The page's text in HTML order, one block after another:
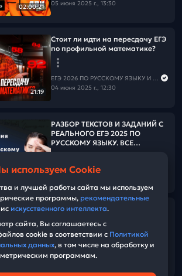
02:00:21
05 июня 2025 г., 13:30
21:19
Стоит ли идти на пересдачу ЕГЭ
по профильной математике?
ЕГЭ 2026 ПО РУССКОМУ ЯЗЫКУ И МАТЕМАТИКЕ
04 июня 2025 г., 12:30
РАЗБОР ТЕКСТОВ И ЗАДАНИЙ С
РЕАЛЬНОГО ЕГЭ 2025 ПО
РУССКОМУ ЯЗЫКУ. ВСЕ
Хвалим себя | Итоги 33-его дня
ЕГЭ 2026 ПО РУССКОМУ ЯЗЫКУ И МАТЕМАТИКЕ
28 мая 2025 г., 17:20
используем Cookie
и лучшей работы сайта мы используем
программы, рекомендательные
искусственного интеллекта.
сайта, Вы соглашаетесь с
cookie в соответствии с Политикой
данных, в том числе на обработку и
программам.